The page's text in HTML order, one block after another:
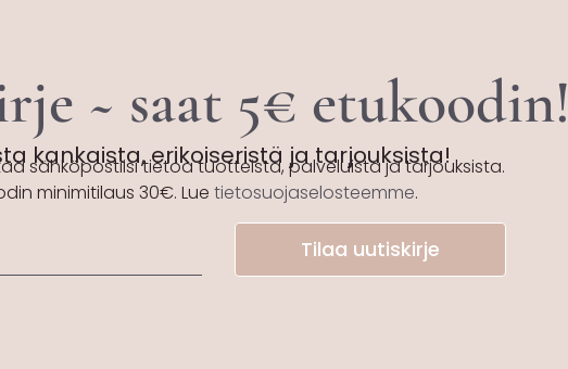
~ saat 5€ etukoodin!
kankaista, erikoiseristä ja tarjouksista!
sähköpostiisi tietoa tuotteista, palveluista ja tarjouksista.
minimitilaus 30€. Lue tietosuojaselosteemme.
Tilaa uutiskirje